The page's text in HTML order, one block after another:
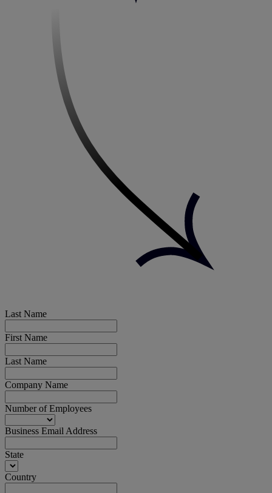
Last Name
First Name
Last Name
Company Name
Number of Employees
Business Email Address
State
Country